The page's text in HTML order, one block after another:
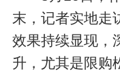
末，记者实地走
效果持续显现，
升，尤其是限购